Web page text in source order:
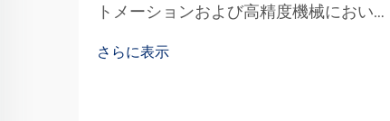
トメーションおよび高精度機械において
らの特殊な装置は、所定の経路に沿って
さらに表示